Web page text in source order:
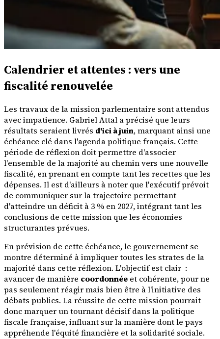
Calendrier et attentes : vers une
fiscalité renouvelée
Les travaux de la mission parlementaire sont attendus
avec impatience. Gabriel Attal a précisé que leurs
résultats seraient livrés d'ici à juin, marquant ainsi une
échéance clé dans l'agenda politique français. Cette
période de réflexion doit permettre d'associer
l'ensemble de la majorité au chemin vers une nouvelle
fiscalité, en prenant en compte tant les recettes que les
dépenses. Il est d'ailleurs à noter que l'exécutif prévoit
de communiquer sur la trajectoire permettant
d'atteindre un déficit à 3 % en 2027, intégrant tant les
conclusions de cette mission que les économies
structurantes prévues.
En prévision de cette échéance, le gouvernement se
montre déterminé à impliquer toutes les strates de la
majorité dans cette réflexion. L'objectif est clair :
avancer de manière coordonnée et cohérente, pour ne
pas seulement réagir mais bien être à l'initiative des
débats publics. La réussite de cette mission pourrait
donc marquer un tournant décisif dans la politique
fiscale française, influant sur la manière dont le pays
appréhende l'équité financière et la solidarité sociale.